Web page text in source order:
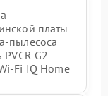
платы
пылесоса
G2
Fi IQ Home